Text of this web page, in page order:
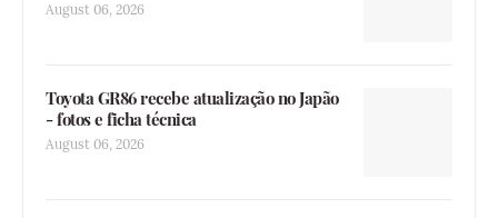
August 06, 2026
Toyota GR86 recebe atualização no Japão
- fotos e ficha técnica
August 06, 2026